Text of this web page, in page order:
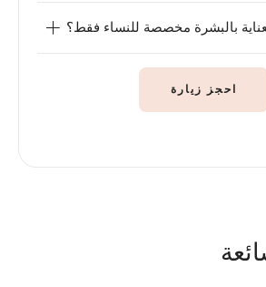
بالبشرة مخصصة للنساء فقط؟
احجز زيارة